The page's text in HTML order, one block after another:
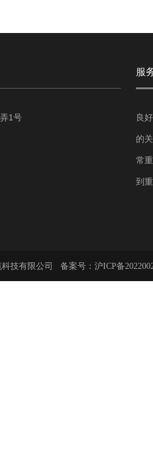
1号
服
良
的
常
到
技有限公司 备案号： 沪ICP备